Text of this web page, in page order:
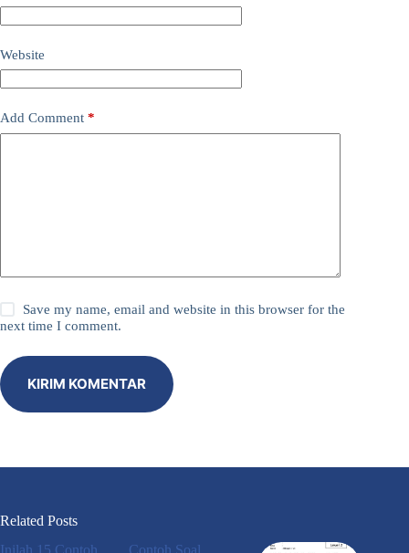
Website
Add Comment *
Save my name, email and website in this browser for the
next time I comment.
KIRIM KOMENTAR
Related Posts